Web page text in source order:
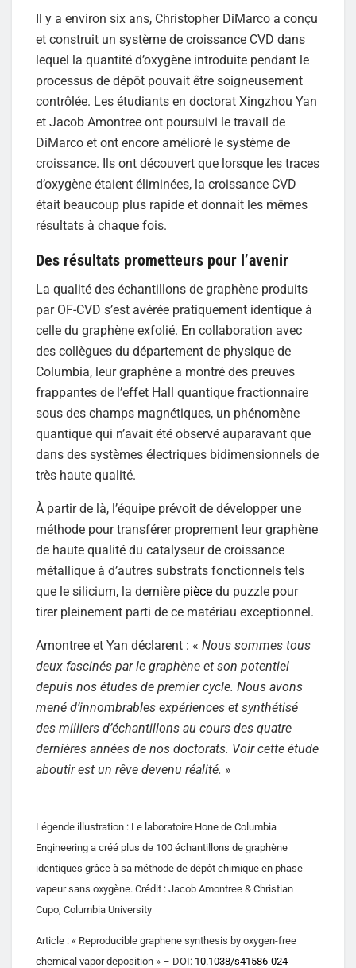
Il y a environ six ans, Christopher DiMarco a conçu
et construit un système de croissance CVD dans
lequel la quantité d’oxygène introduite pendant le
processus de dépôt pouvait être soigneusement
contrôlée. Les étudiants en doctorat Xingzhou Yan
et Jacob Amontree ont poursuivi le travail de
DiMarco et ont encore amélioré le système de
croissance. Ils ont découvert que lorsque les traces
d’oxygène étaient éliminées, la croissance CVD
était beaucoup plus rapide et donnait les mêmes
résultats à chaque fois.
Des résultats prometteurs pour l’avenir
La qualité des échantillons de graphène produits
par OF-CVD s’est avérée pratiquement identique à
celle du graphène exfolié. En collaboration avec
des collègues du département de physique de
Columbia, leur graphène a montré des preuves
frappantes de l’effet Hall quantique fractionnaire
sous des champs magnétiques, un phénomène
quantique qui n’avait été observé auparavant que
dans des systèmes électriques bidimensionnels de
très haute qualité.
À partir de là, l’équipe prévoit de développer une
méthode pour transférer proprement leur graphène
de haute qualité du catalyseur de croissance
métallique à d’autres substrats fonctionnels tels
que le silicium, la dernière pièce du puzzle pour
tirer pleinement parti de ce matériau exceptionnel.
Amontree et Yan déclarent : « Nous sommes tous
deux fascinés par le graphène et son potentiel
depuis nos études de premier cycle. Nous avons
mené d’innombrables expériences et synthétisé
des milliers d’échantillons au cours des quatre
dernières années de nos doctorats. Voir cette étude
aboutir est un rêve devenu réalité. »
Légende illustration : Le laboratoire Hone de Columbia
Engineering a créé plus de 100 échantillons de graphène
identiques grâce à sa méthode de dépôt chimique en phase
vapeur sans oxygène. Crédit : Jacob Amontree & Christian
Cupo, Columbia University
Article : « Reproducible graphene synthesis by oxygen-free
chemical vapor deposition » – DOI: 10.1038/s41586-024-